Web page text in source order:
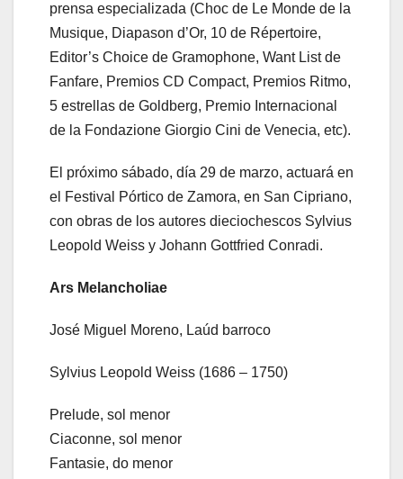
prensa especializada (Choc de Le Monde de la
Musique, Diapason d’Or, 10 de Répertoire,
Editor’s Choice de Gramophone, Want List de
Fanfare, Premios CD Compact, Premios Ritmo,
5 estrellas de Goldberg, Premio Internacional
de la Fondazione Giorgio Cini de Venecia, etc).
El próximo sábado, día 29 de marzo, actuará en
el Festival Pórtico de Zamora, en San Cipriano,
con obras de los autores dieciochescos Sylvius
Leopold Weiss y Johann Gottfried Conradi.
Ars Melancholiae
José Miguel Moreno, Laúd barroco
Sylvius Leopold Weiss (1686 – 1750)
Prelude, sol menor
Ciaconne, sol menor
Fantasie, do menor